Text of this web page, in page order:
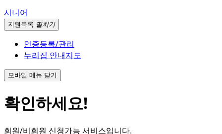
시니어
지원 목록 펼치기
인증등록/관리
누리집 안내지도
모바일 메뉴 닫기
확인하세요!
회원/비회원 신청가능 서비스입니다.